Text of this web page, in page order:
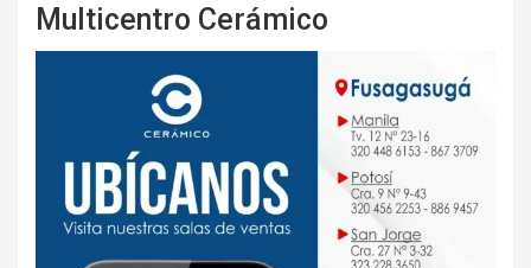
Multicentro Cerámico